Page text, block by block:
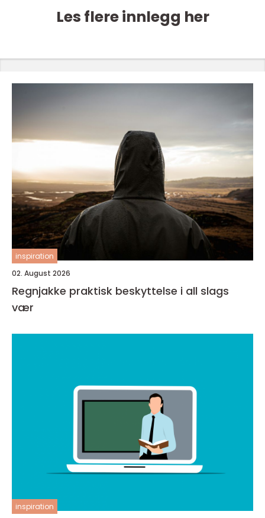
Les flere innlegg her
inspiration
02. August 2026
Regnjakke praktisk beskyttelse i all slags
vær
inspiration